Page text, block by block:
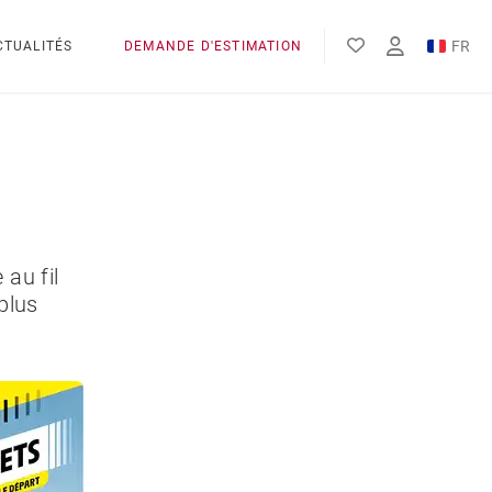
DEMANDE D'ESTIMATION
FR
au fil